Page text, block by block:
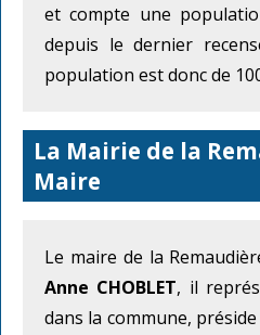
et compte une
depuis le dernier
population est donc de
La Mairie de la
Maire
Le maire de la
Anne CHOBLET, il
dans la commune,